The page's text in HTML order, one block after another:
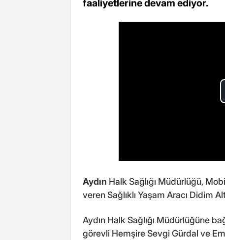
faaliyetlerine devam ediyor.
Aydın Halk Sağlığı Müdürlüğü,
veren Sağlıklı Yaşam Aracı Didim
Aydın Halk Sağlığı Müdürlüğüne
görevli Hemşire Sevgi Gürdal ve